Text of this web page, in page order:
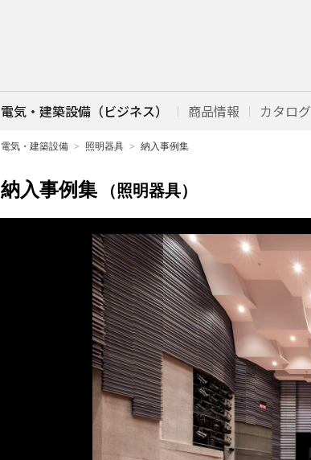
電気・建築設備（ビジネス） 商品情報 カタログ
電気・建築設備 照明器具 納入事例集
納入事例集 （照明器具）